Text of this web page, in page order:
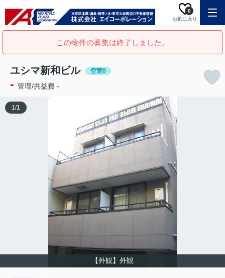
お気に入り
0
この物件の募集は終了しました。
ユシマ新和ビル 空室0
- 管理/共益費 -
【外観】外観
1/1